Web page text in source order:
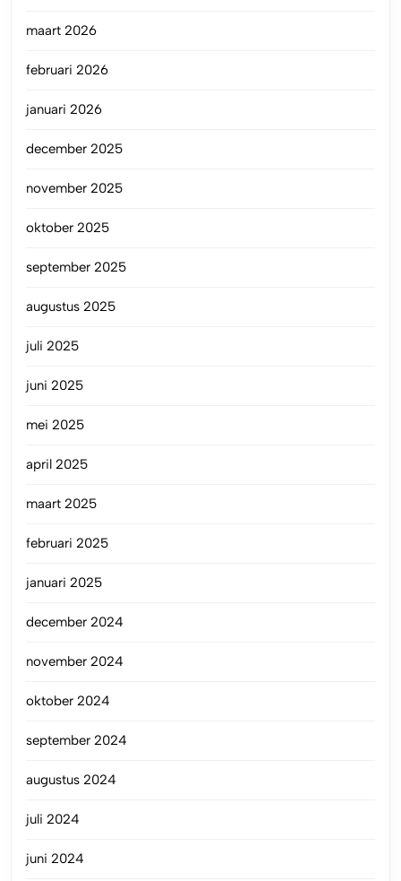
maart 2026
februari 2026
januari 2026
december 2025
november 2025
oktober 2025
september 2025
augustus 2025
juli 2025
juni 2025
mei 2025
april 2025
maart 2025
februari 2025
januari 2025
december 2024
november 2024
oktober 2024
september 2024
augustus 2024
juli 2024
juni 2024